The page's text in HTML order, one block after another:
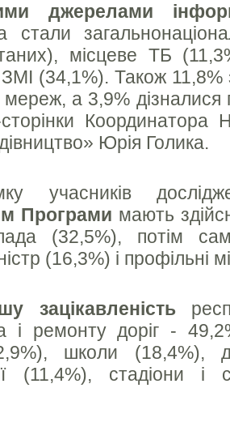
джерелами
стали
місцеве ТБ
ЗМІ (34,1%). Також
мереж, а 3,9% дізналися
Координатора
Юрія Голика.
учасників
Програми мають
(32,5%), потім
(16,3%) і профільні
зацікавленість
і ремонту доріг -
школи (18,4%),
(11,4%), стадіони і